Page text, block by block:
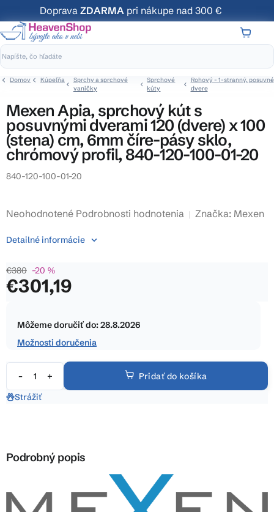
na
obsah
Doprava ZDARMA pri nákupe nad 300 €
Domov Kúpeľňa
Sprchy a sprchové
vaničky
Sprchové
kúty
Rohový - 1-stranný, posuvné
dvere
Mexen Apia, sprchový kút s
posuvnými dverami 120 (dvere) x 100
(stena) cm, 6mm číre-pásy sklo,
chrómový profil, 840-120-100-01-20
840-120-100-01-20
Priemerné
produktu
0,0
z
Neohodnotené Podrobnosti hodnotenia Značka: Mexen
€380 –20 %
€301,19
cena:
Môžeme doručiť do:28.8.2026
Možnosti doručenia
Pridať do košíka
Detailné informácie
Strážiť
Podrobný popis